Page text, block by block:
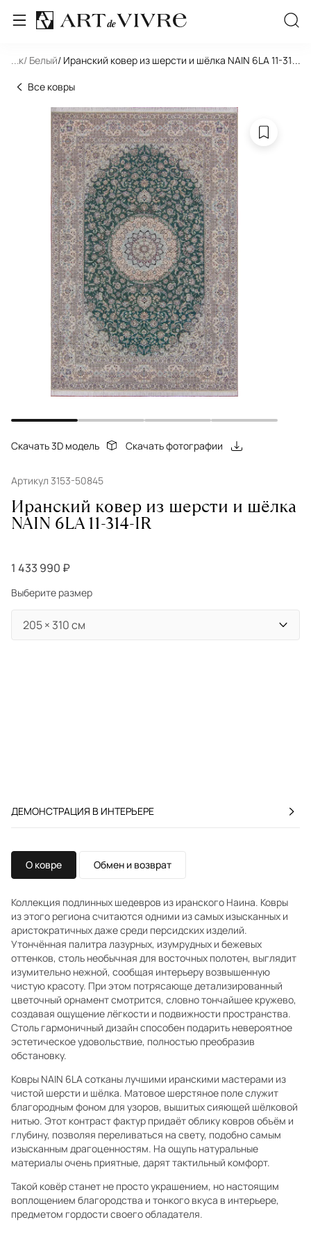
... / Белый/ Иранский ковер из шерсти и шёлка NAIN 6LA 11-314-IR
...
Все ковры
Скачать 3D модель Скачать фотографии
Артикул 3153-50845
Иранский ковер из шерсти и шёлка
NAIN 6LA 11-314-IR
1 433 990 ₽
Выберите размер
ДЕМОНСТРАЦИЯ В ИНТЕРЬЕРЕ
О ковре Обмен и возврат
Коллекция подлинных шедевров из иранского Наина. Ковры
из этого региона считаются одними из самых изысканных и
аристократичных даже среди персидских изделий.
Утончённая палитра лазурных, изумрудных и бежевых
оттенков, столь необычная для восточных полотен, выглядит
изумительно нежной, сообщая интерьеру возвышенную
чистую красоту. При этом потрясающе детализированный
цветочный орнамент смотрится, словно тончайшее кружево,
создавая ощущение лёгкости и подвижности пространства.
Столь гармоничный дизайн способен подарить невероятное
эстетическое удовольствие, полностью преобразив
обстановку.
Ковры NAIN 6LA сотканы лучшими иранскими мастерами из
чистой шерсти и шёлка. Матовое шерстяное поле служит
благородным фоном для узоров, вышитых сияющей шёлковой
нитью. Этот контраст фактур придаёт облику ковров объём и
глубину, позволяя переливаться на свету, подобно самым
изысканным драгоценностям. На ощупь натуральные
материалы очень приятные, дарят тактильный комфорт.
Такой ковёр станет не просто украшением, но настоящим
воплощением благородства и тонкого вкуса в интерьере,
предметом гордости своего обладателя.